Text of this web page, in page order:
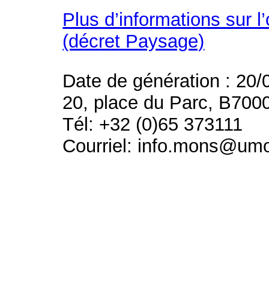
Plus d’informations sur
(décret Paysage)
Date de génération : 20/
20, place du Parc,
Tél: +32 (0)65 373111
Courriel: